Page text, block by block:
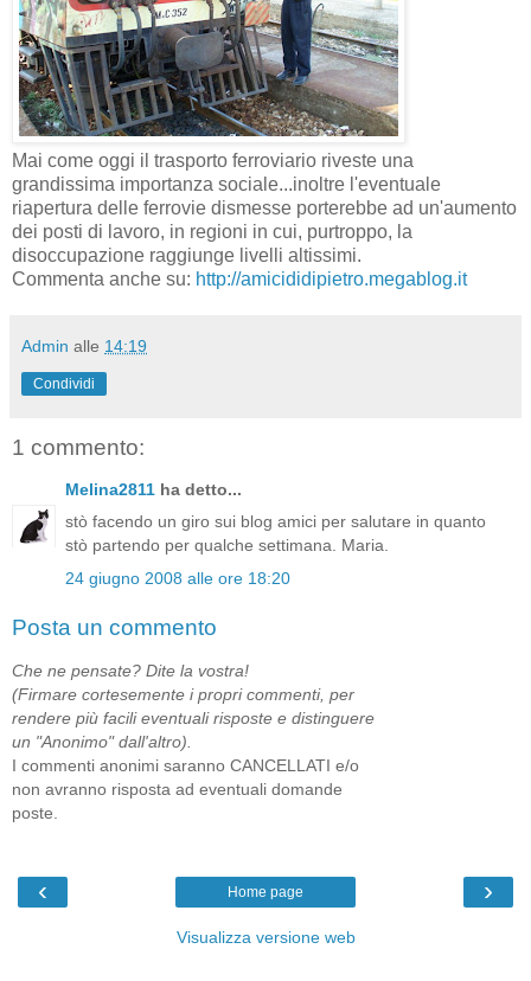
Mai come oggi il trasporto ferroviario riveste una
grandissima importanza sociale...inoltre l'eventuale
riapertura delle ferrovie dismesse porterebbe ad un'aumento
dei posti di lavoro, in regioni in cui, purtroppo, la
disoccupazione raggiunge livelli altissimi.
Commenta anche su: http://amicididipietro.megablog.it
Admin alle 14:19
Condividi
1 commento:
Melina2811 ha detto...
stò facendo un giro sui blog amici per salutare in quanto
stò partendo per qualche settimana. Maria.
24 giugno 2008 alle ore 18:20
Posta un commento
Che ne pensate? Dite la vostra!
(Firmare cortesemente i propri commenti, per
rendere più facili eventuali risposte e distinguere
un "Anonimo" dall'altro).
I commenti anonimi saranno CANCELLATI e/o
non avranno risposta ad eventuali domande
poste.
‹ ›
Home page
Visualizza versione web